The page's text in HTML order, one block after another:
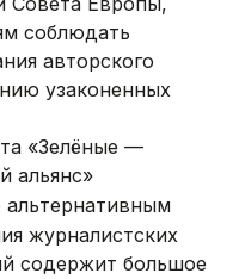
соблюдать
авторского
узаконенных
«Зелёные —
альянс»
альтернативным
журналистских
содержит большое